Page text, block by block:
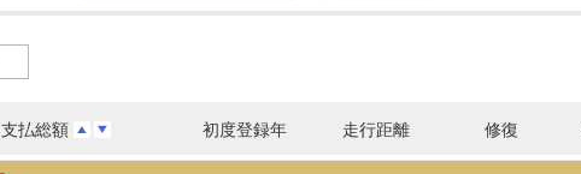
支払総額 初度登録年 走行距離 修復